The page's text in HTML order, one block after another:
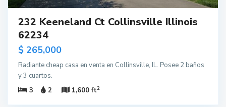
232 Keeneland Ct Collinsville Illinois
62234
$ 265,000
Radiante cheap casa en venta en Collinsville, IL. Posee 2 baños
y 3 cuartos.
3
2 1,600 ft2